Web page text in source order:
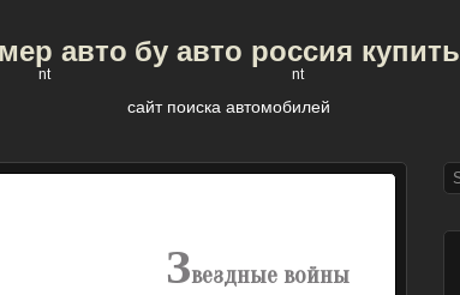
авто
nt
бу авто россия купить
nt
сайт поиска автомобилей
Звездные войны